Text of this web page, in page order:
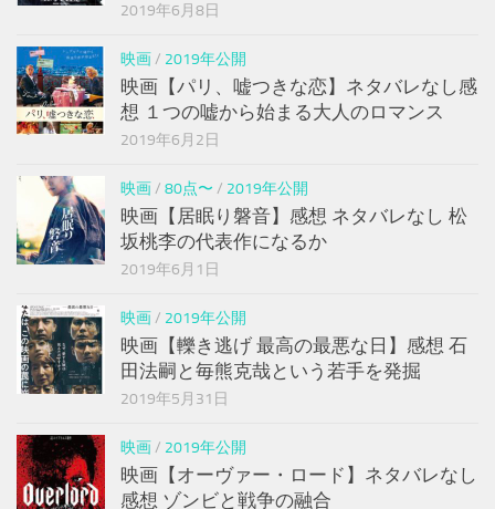
2019年6月8日
映画/ 2019年公開
映画【パリ、嘘つきな恋】ネタバレなし感
想 １つの嘘から始まる大人のロマンス
2019年6月2日
映画/ 80点〜 / 2019年公開
映画【居眠り磐音】感想 ネタバレなし 松
坂桃李の代表作になるか
2019年6月1日
映画/ 2019年公開
映画【轢き逃げ 最高の最悪な日】感想 石
田法嗣と毎熊克哉という若手を発掘
2019年5月31日
映画/ 2019年公開
映画【オーヴァー・ロード】ネタバレなし
感想 ゾンビと戦争の融合